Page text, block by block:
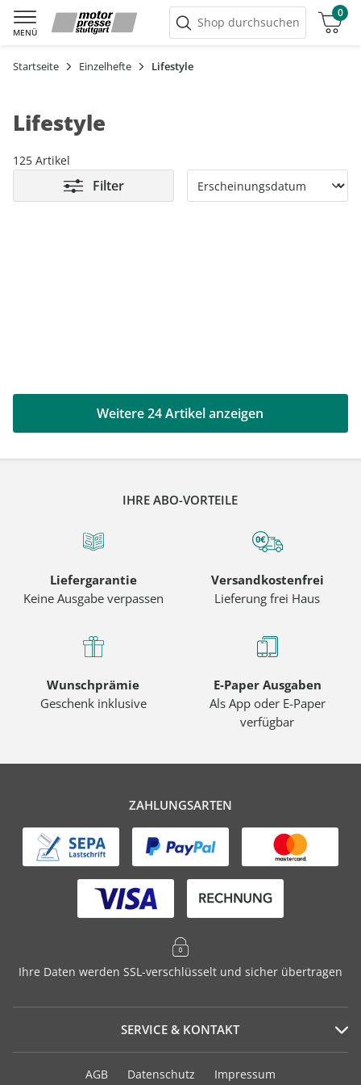
MENÜ
Shop durchsuchen
0
Warenkorb
Startseite Einzelhefte Lifestyle
Lifestyle
125 Artikel
Filter
Weitere 24 Artikel anzeigen
IHRE ABO-VORTEILE
Liefergarantie
Keine Ausgabe verpassen
Versandkostenfrei
Lieferung frei Haus
Wunschprämie
Geschenk inklusive
E-Paper Ausgaben
Als App oder E-Paper
verfügbar
ZAHLUNGSARTEN
Ihre Daten werden SSL-verschlüsselt und sicher übertragen
SERVICE & KONTAKT
Serviceportal
AGB Datenschutz Impressum